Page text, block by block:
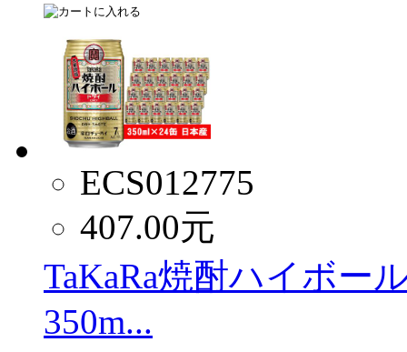
ECS012775
407.00元
TaKaRa焼酎ハイボー
350m...